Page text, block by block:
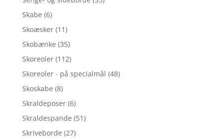
Skabe (6)
Skoæsker (11)
Skobænke (35)
Skoreoler (112)
Skoreoler - på specialmål (48)
Skoskabe (8)
Skraldeposer (6)
Skraldespande (51)
Skriveborde (27)